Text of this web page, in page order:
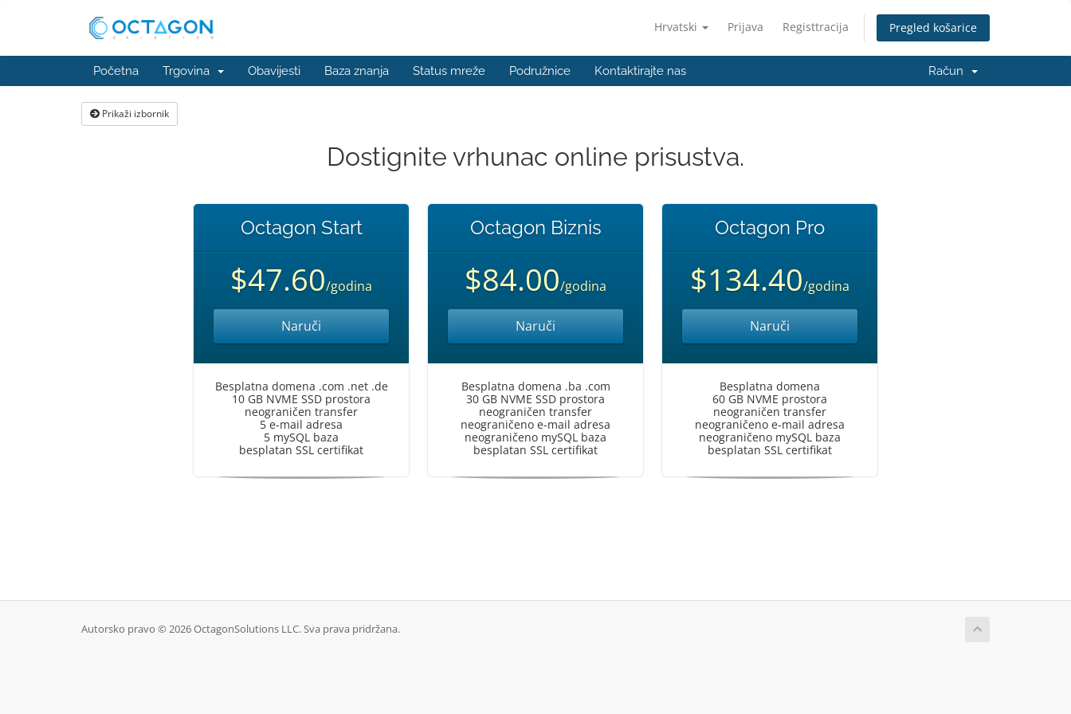
Hrvatski Prijava Registtracija Pregled košarice
Početna Trgovina Obavijesti Baza znanja Status mreže Podružnice Kontaktirajte nas Račun
Prikaži izbornik
Dostignite vrhunac online prisustva.
Octagon Start
$47.60/godina
Naruči
Besplatna domena .com .net .de
10 GB NVME SSD prostora
neograničen transfer
5 e-mail adresa
5 mySQL baza
besplatan SSL certifikat
Octagon Biznis
$84.00/godina
Naruči
Besplatna domena .ba .com
30 GB NVME SSD prostora
neograničen transfer
neograničeno e-mail adresa
neograničeno mySQL baza
besplatan SSL certifikat
Octagon Pro
$134.40/godina
Naruči
Besplatna domena
60 GB NVME prostora
neograničen transfer
neograničeno e-mail adresa
neograničeno mySQL baza
besplatan SSL certifikat
Autorsko pravo © 2026 OctagonSolutions LLC. Sva prava pridržana.